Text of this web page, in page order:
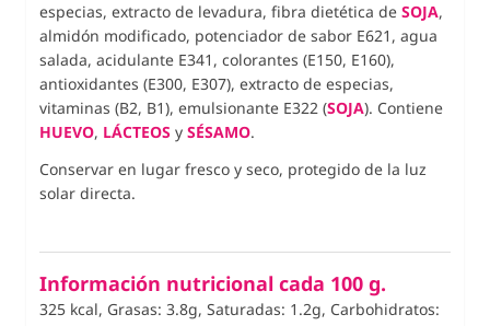
especias, extracto de levadura, fibra dietética de SOJA,
almidón modificado, potenciador de sabor E621, agua
salada, acidulante E341, colorantes (E150, E160),
antioxidantes (E300, E307), extracto de especias,
vitaminas (B2, B1), emulsionante E322 (SOJA). Contiene
HUEVO, LÁCTEOS y SÉSAMO.
Conservar en lugar fresco y seco, protegido de la luz
solar directa.
Información nutricional cada 100 g.
325 kcal, Grasas: 3.8g, Saturadas: 1.2g, Carbohidratos: